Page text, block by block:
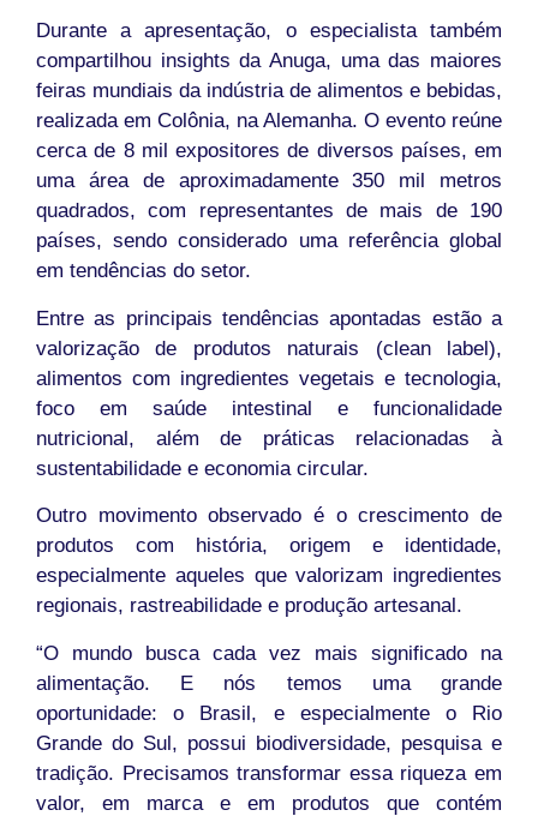
Durante a apresentação, o especialista também
compartilhou insights da Anuga, uma das maiores
feiras mundiais da indústria de alimentos e bebidas,
realizada em Colônia, na Alemanha. O evento reúne
cerca de 8 mil expositores de diversos países, em
uma área de aproximadamente 350 mil metros
quadrados, com representantes de mais de 190
países, sendo considerado uma referência global
em tendências do setor.
Entre as principais tendências apontadas estão a
valorização de produtos naturais (clean label),
alimentos com ingredientes vegetais e tecnologia,
foco em saúde intestinal e funcionalidade
nutricional, além de práticas relacionadas à
sustentabilidade e economia circular.
Outro movimento observado é o crescimento de
produtos com história, origem e identidade,
especialmente aqueles que valorizam ingredientes
regionais, rastreabilidade e produção artesanal.
“O mundo busca cada vez mais significado na
alimentação. E nós temos uma grande
oportunidade: o Brasil, e especialmente o Rio
Grande do Sul, possui biodiversidade, pesquisa e
tradição. Precisamos transformar essa riqueza em
valor, em marca e em produtos que contém